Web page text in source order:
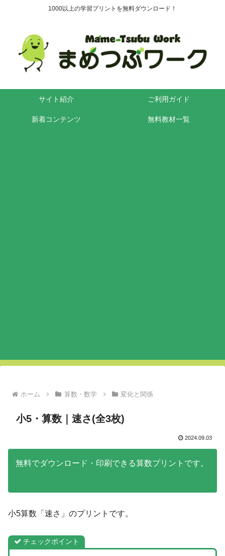
1000以上の学習プリントを無料ダウンロード！
サイト紹介 ご利用ガイド
新着コンテンツ 無料教材一覧
ホーム 算数・数学 変化と関係
小5・算数｜速さ(全3枚)
2024.09.03
無料でダウンロード・印刷できる算数プリントです。
小5算数「速さ」のプリントです。
チェックポイント